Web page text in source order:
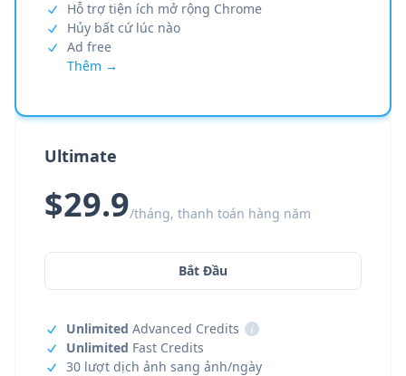
Hỗ trợ tiện ích mở rộng Chrome
Hủy bất cứ lúc nào
Ad free
Thêm →
Ultimate
$29.9/tháng, thanh toán hàng năm
Bắt Đầu
Unlimited Advanced Credits
i
Unlimited Fast Credits
30 lượt dịch ảnh sang ảnh/ngày